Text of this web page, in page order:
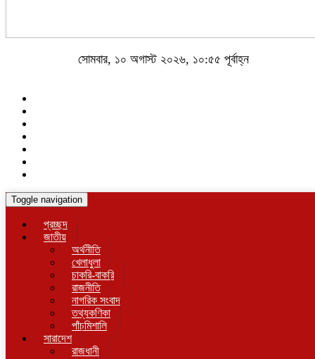
সোমবার, ১০ অগাস্ট ২০২৬, ১০:৫৫ পূর্বাহ্ন
Toggle navigation
প্রচ্ছদ
জাতীয়
অর্থনীতি
খেলাধুলা
চাকরি-বাকরি
রাজনীতি
নাগরিক সংবাদ
তথ্যকণিকা
পাঁচমিশালি
সারাদেশ
রাজধানী